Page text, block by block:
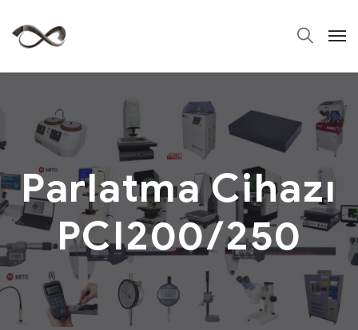
Parlatma Cihazı
PCI200/250